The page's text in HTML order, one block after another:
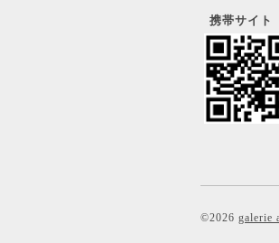
携帯サイト
©2026 galerie